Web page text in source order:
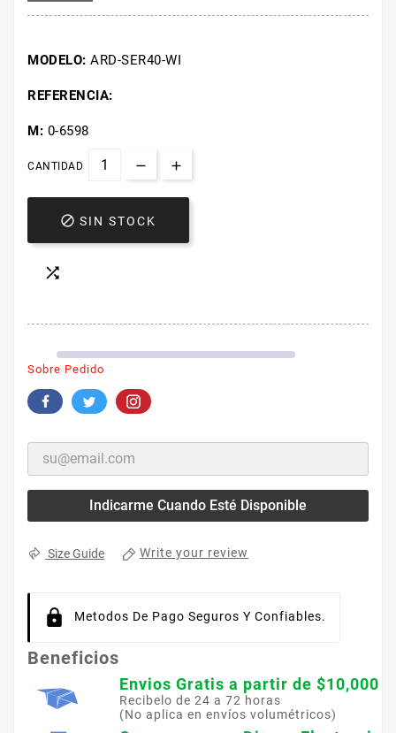
MODELO: ARD-SER40-WI
REFERENCIA:
M: 0-6598
CANTIDAD
 SIN STOCK

Sobre Pedido
Indicarme Cuando Esté Disponible
Size Guide Write your review
Metodos De Pago Seguros Y Confiables.
Beneficios
Envios Gratis a partir de $10,000
Recibelo de 24 a 72 horas
(No aplica en envíos volumétricos)